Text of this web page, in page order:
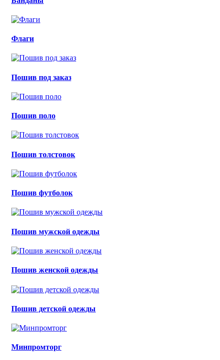
Флаги
Пошив под заказ
Пошив поло
Пошив толстовок
Пошив футболок
Пошив мужской одежды
Пошив женской одежды
Пошив детской одежды
Минпромторг